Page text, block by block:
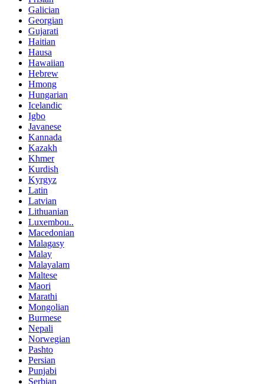
Galician
Georgian
Gujarati
Haitian
Hausa
Hawaiian
Hebrew
Hmong
Hungarian
Icelandic
Igbo
Javanese
Kannada
Kazakh
Khmer
Kurdish
Kyrgyz
Latin
Latvian
Lithuanian
Luxembou..
Macedonian
Malagasy
Malay
Malayalam
Maltese
Maori
Marathi
Mongolian
Burmese
Nepali
Norwegian
Pashto
Persian
Punjabi
Serbian